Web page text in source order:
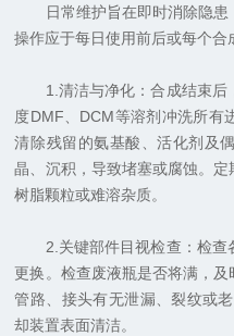
日常维护旨在即时消除隐患
操作应于每日使用前后或每个合
1.清洁与净化：合成结束后
度DMF、DCM等溶剂冲洗所有
清除残留的氨基酸、活化剂及
晶、沉积，导致堵塞或腐蚀。
树脂颗粒或难溶杂质。
2.关键部件目视检查：检查
更换。检查废液瓶是否将满，
管路、接头有无泄漏、裂纹或
却装置表面清洁。